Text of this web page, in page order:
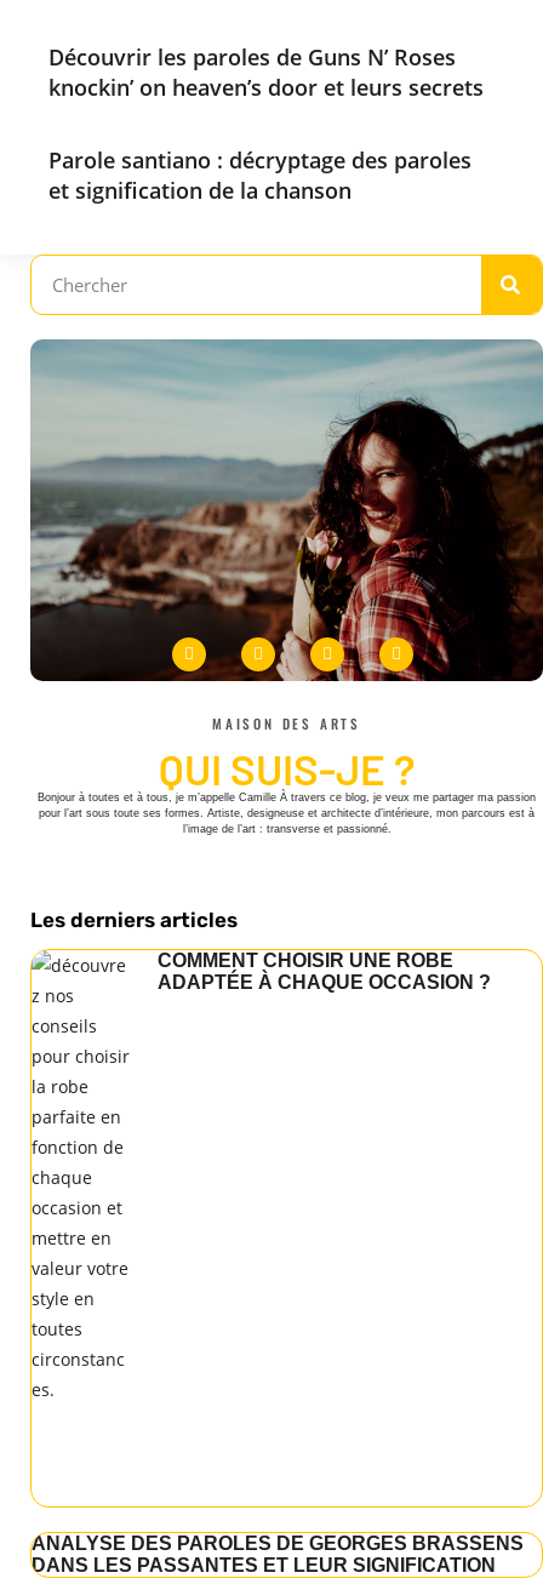
Découvrir les paroles de Guns N’ Roses
knockin’ on heaven’s door et leurs secrets
Parole santiano : décryptage des paroles
et signification de la chanson
MAISON DES ARTS
QUI SUIS-JE ?
Bonjour à toutes et à tous, je m’appelle Camille À travers ce blog, je veux me partager ma passion
pour l’art sous toute ses formes. Artiste, designeuse et architecte d’intérieure, mon parcours est à
l’image de l’art : transverse et passionné.
Les derniers articles
COMMENT CHOISIR UNE ROBE
ADAPTÉE À CHAQUE OCCASION ?
ANALYSE DES PAROLES DE GEORGES BRASSENS
DANS LES PASSANTES ET LEUR SIGNIFICATION